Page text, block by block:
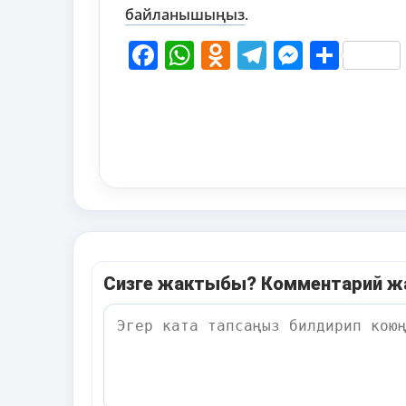
байланышыңыз.
Facebook
WhatsApp
Telegram
Share
Сизге жактыбы? Комментарий